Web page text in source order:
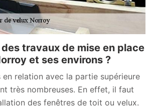
travaux de mise en place
et ses environs ?
en relation avec la partie supérieure
très nombreuses. En effet, il faut
des fenêtres de toit ou velux.